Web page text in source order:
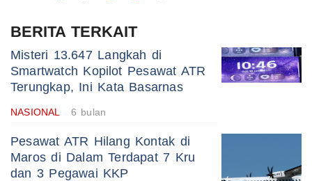
BERITA TERKAIT
Misteri 13.647 Langkah di
Smartwatch Kopilot Pesawat ATR
Terungkap, Ini Kata Basarnas
NASIONAL 6 bulan
Pesawat ATR Hilang Kontak di
Maros di Dalam Terdapat 7 Kru
dan 3 Pegawai KKP